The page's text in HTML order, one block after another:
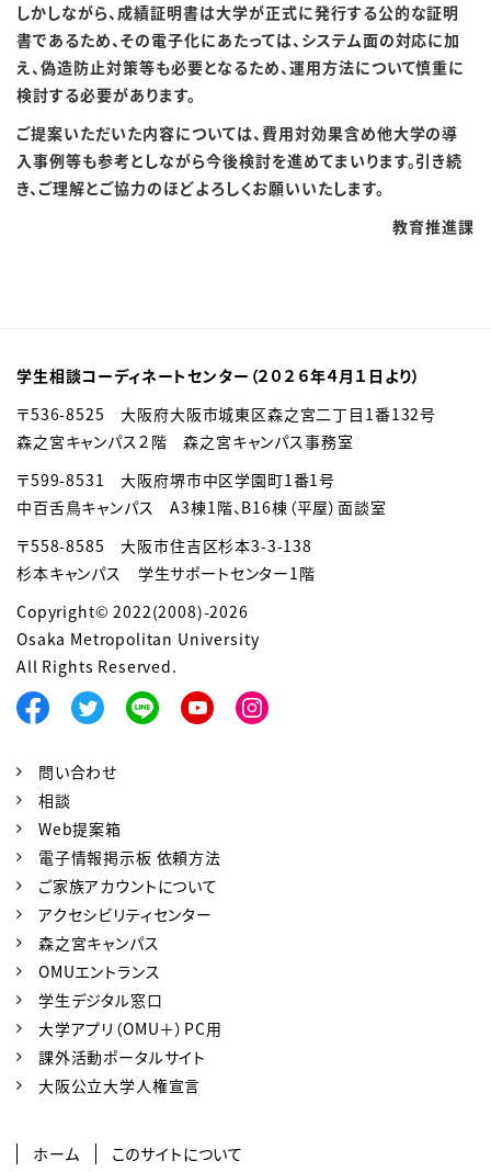
しかしながら、成績証明書は大学が正式に発行する公的な証明
書であるため、その電子化にあたっては、システム面の対応に加
え、偽造防止対策等も必要となるため、運用方法について慎重に
検討する必要があります。
ご提案いただいた内容については、費用対効果含め他大学の導
入事例等も参考としながら今後検討を進めてまいります。引き続
き、ご理解とご協力のほどよろしくお願いいたします。
教育推進課
学生相談コーディネートセンター（２０２６年４月１日より）
〒536-8525 大阪府大阪市城東区森之宮二丁目1番132号
森之宮キャンパス２階 森之宮キャンパス事務室
〒599-8531 大阪府堺市中区学園町1番1号
中百舌鳥キャンパス A3棟1階、B16棟（平屋）面談室
〒558-8585 大阪市住吉区杉本3-3-138
杉本キャンパス 学生サポートセンター1階
Copyright© 2022(2008)-2026
Osaka Metropolitan University
All Rights Reserved.
問い合わせ
相談
Web提案箱
電子情報掲示板 依頼方法
ご家族アカウントについて
アクセシビリティセンター
森之宮キャンパス
OMUエントランス
学生デジタル窓口
大学アプリ（OMU＋）PC用
課外活動ポータルサイト
大阪公立大学人権宣言
ホーム このサイトについて